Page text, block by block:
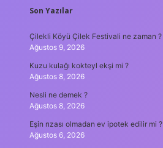
SIDEBAR
Son Yazılar
Çilekli Köyü Çilek Festivali ne zaman ?
Ağustos 9, 2026
Kuzu kulağı kokteyl ekşi mi ?
Ağustos 8, 2026
Nesli ne demek ?
Ağustos 8, 2026
Eşin rızası olmadan ev ipotek edilir mi ?
Ağustos 6, 2026